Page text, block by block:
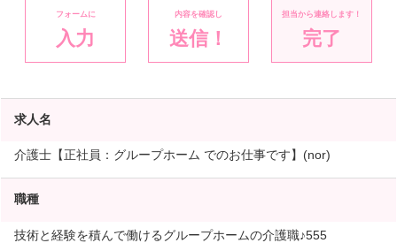
フォームに
入力
内容を確認し
送信！
担当から連絡します！
完了
求人名
介護士【正社員：グループホーム でのお仕事です】(nor)
職種
技術と経験を積んで働けるグループホームの介護職♪555